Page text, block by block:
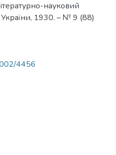
науковий
1930. – № 9 (88)
4456